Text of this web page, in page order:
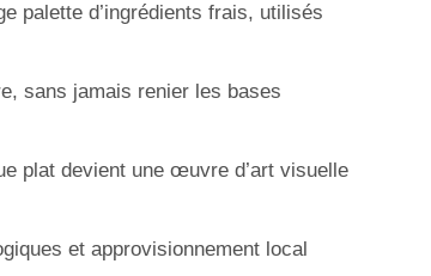
palette d’ingrédients frais, utilisés
sans jamais renier les bases
plat devient une œuvre d’art visuelle
et approvisionnement local